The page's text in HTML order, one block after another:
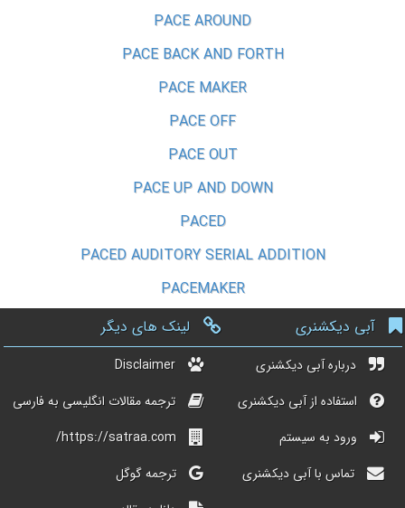
PACE AROUND
PACE BACK AND FORTH
PACE MAKER
PACE OFF
PACE OUT
PACE UP AND DOWN
PACED
PACED AUDITORY SERIAL ADDITION
PACEMAKER
آبی دیکشنری
درباره آبی دیکشنری
استفاده از آبی دیکشنری
ورود به سیستم
تماس با آبی دیکشنری
لینک های دیگر
Disclaimer
ترجمه مقالات انگلیسی به فارسی
https://satraa.com/
ترجمه گوگل